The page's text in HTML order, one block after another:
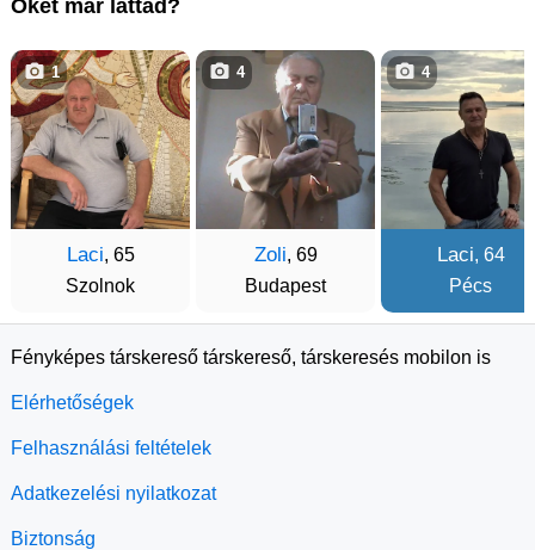
Őket már láttad?
Laci, 65
Szolnok
1
Zoli, 69
Budapest
4
Laci, 64
Pécs
4
Fényképes társkereső társkereső, társkeresés mobilon is
Elérhetőségek
Felhasználási feltételek
Adatkezelési nyilatkozat
Biztonság